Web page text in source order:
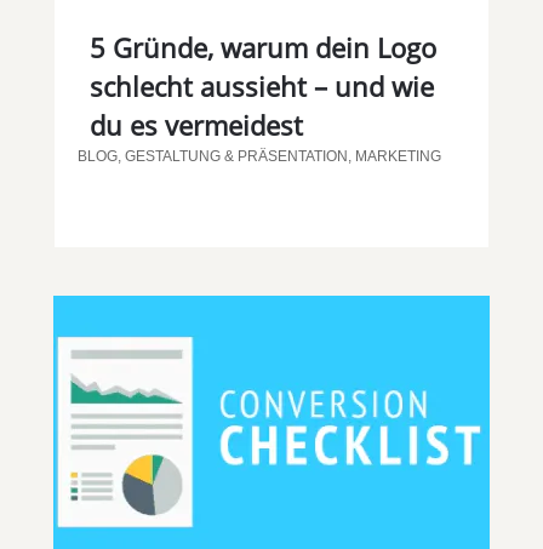
5 Gründe, warum dein Logo
schlecht aussieht – und wie
du es vermeidest
BLOG, GESTALTUNG & PRÄSENTATION , MARKETING